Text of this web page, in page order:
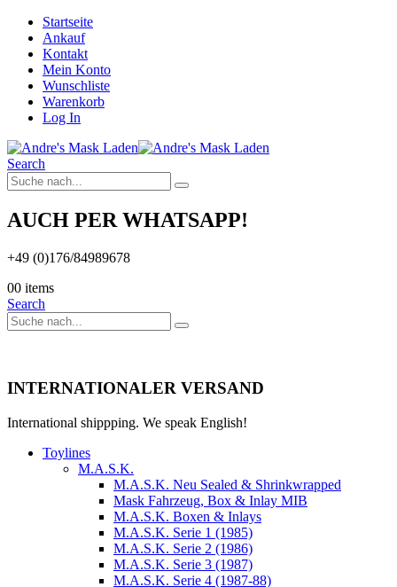
Startseite
Ankauf
Kontakt
Mein Konto
Wunschliste
Warenkorb
Log In
Search
AUCH PER WHATSAPP!
+49 (0)176/84989678
00 items
Search
INTERNATIONALER VERSAND
International shippping. We speak English!
Toylines
M.A.S.K.
M.A.S.K. Neu Sealed & Shrinkwrapped
Mask Fahrzeug, Box & Inlay MIB
M.A.S.K. Boxen & Inlays
M.A.S.K. Serie 1 (1985)
M.A.S.K. Serie 2 (1986)
M.A.S.K. Serie 3 (1987)
M.A.S.K. Serie 4 (1987-88)